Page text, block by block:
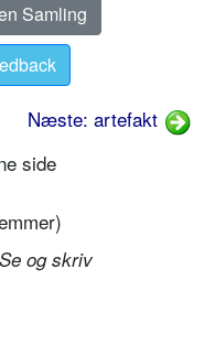
Samling
Næste: artefakt
side
Se og skriv